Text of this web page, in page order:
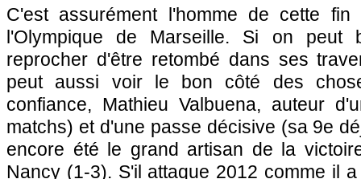
C'est assurément l'homme de cette
l'Olympique de Marseille. Si on peut
reprocher d'être retombé dans ses
peut aussi voir le bon côté des
confiance, Mathieu Valbuena, auteur
matchs) et d'une passe décisive (sa 9e
encore été le grand artisan de la
Nancy (1-3). S'il attaque 2012 comme il